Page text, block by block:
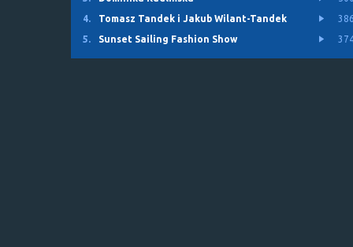
4.
Tomasz Tandek i Jakub Wilant-Tandek
5.
Sunset Sailing Fashion Show